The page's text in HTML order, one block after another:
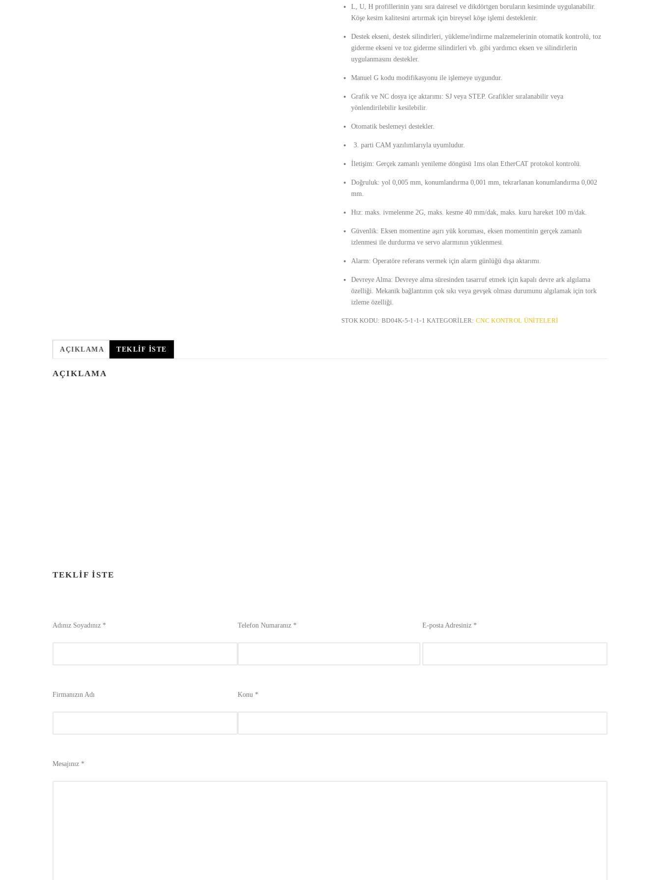
L, U, H profillerinin yanı sıra dairesel ve dikdörtgen boruların kesiminde uygulanabilir.
Köşe kesim kalitesini artırmak için bireysel köşe işlemi desteklenir.
Destek ekseni, destek silindirleri, yükleme/indirme malzemelerinin otomatik kontrolü, toz
giderme ekseni ve toz giderme silindirleri vb. gibi yardımcı eksen ve silindirlerin
uygulanmasını destekler.
Manuel G kodu modifikasyonu ile işlemeye uygundur.
Grafik ve NC dosya içe aktarımı: SJ veya STEP. Grafikler sıralanabilir veya
yönlendirilebilir kesilebilir.
Otomatik beslemeyi destekler.
parti CAM yazılımlarıyla uyumludur.
İletişim: Gerçek zamanlı yenileme döngüsü 1ms olan EtherCAT protokol kontrolü.
Doğruluk: yol 0,005 mm, konumlandırma 0,001 mm, tekrarlanan konumlandırma 0,002
mm.
Hız: maks. ivmelenme 2G, maks. kesme 40 mm/dak, maks. kuru hareket 100 m/dak.
Güvenlik: Eksen momentine aşırı yük koruması, eksen momentinin gerçek zamanlı
izlenmesi ile durdurma ve servo alarmının yüklenmesi.
Alarm: Operatöre referans vermek için alarm günlüğü dışa aktarımı.
Devreye Alma: Devreye alma süresinden tasarruf etmek için kapalı devre ark algılama
özelliği. Mekanik bağlantının çok sıkı veya gevşek olması durumunu algılamak için tork
izleme özelliği.
STOK KODU: BD04K-5-1-1-1 KATEGORILER:CNC KONTROL ÜNITELERI
AÇIKLAMA TEKLIF İSTE
AÇIKLAMA
TEKLIF İSTE
Adınız Soyadınız * Telefon Numaranız * E-posta Adresiniz *
Firmanızın Adı Konu *
Mesajınız *